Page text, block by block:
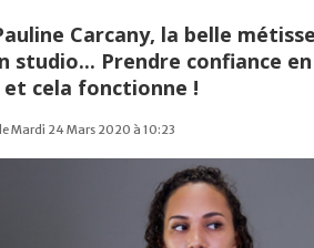
Carcany, la belle
studio... Prendre confiance
cela fonctionne !
Mardi 24 Mars 2020 à 10:23